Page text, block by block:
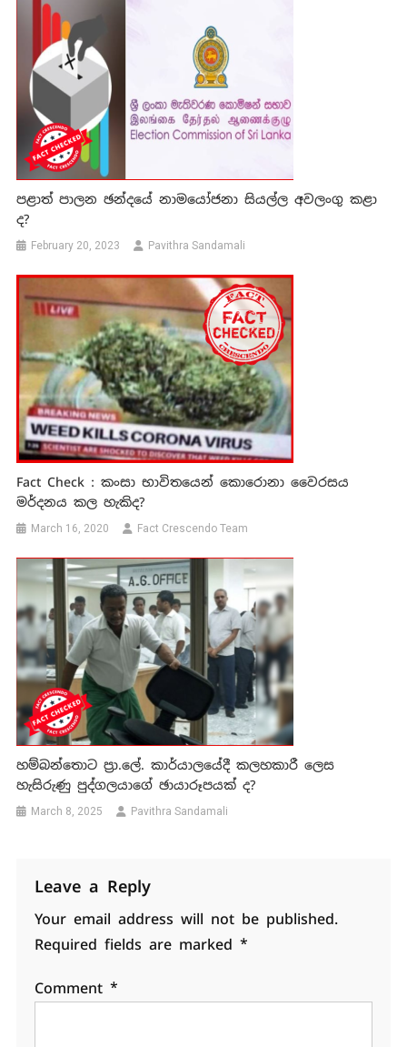
පළාත් පාලන ඡන්දයේ නාමයෝජනා සියල්ල අවලංගු කළා
ද?
February 20, 2023 Pavithra Sandamali
Fact Check : කංසා භාවිතයෙන් කොරොනා වෛරසය
මර්දනය කල හැකිද?
March 16, 2020 Fact Crescendo Team
හම්බන්තොට ප්‍රා.ලේ. කාර්යාලයේදී කලහකාරී ලෙස
හැසිරුණු පුද්ගලයාගේ ඡායාරූපයක් ද?
March 8, 2025 Pavithra Sandamali
Leave a Reply
Your email address will not be published.
Required fields are marked *
Comment *